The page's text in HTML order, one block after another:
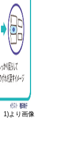
1)より画像